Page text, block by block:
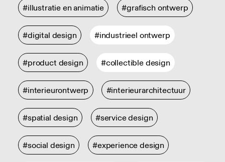
#illustratie en animatie #grafisch ontwerp
#digital design #industrieel ontwerp
#product design #collectible design
#interieurontwerp #interieurarchitectuur
#spatial design #service design
#social design #experience design